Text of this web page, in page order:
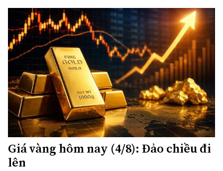
Giá vàng hôm nay (4/8): Đảo chiều đi
lên